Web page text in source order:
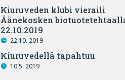
Kiuruveden klubi vieraili
Äänekosken
22.10.2019
22.10. 2019
Kiuruvedellä tapahtuu
10.5. 2019